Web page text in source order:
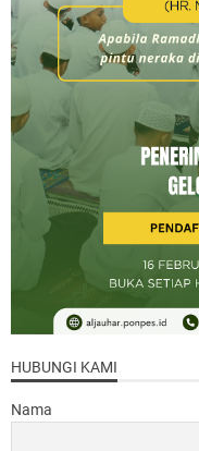
HUBUNGI KAMI
Nama